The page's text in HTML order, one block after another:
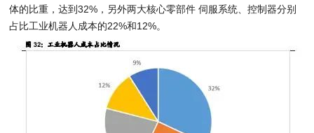
体的比重，达到32%，另外两大核心零部件 伺服系统、控制器分别
占比工业机器人成本的22%和12%。